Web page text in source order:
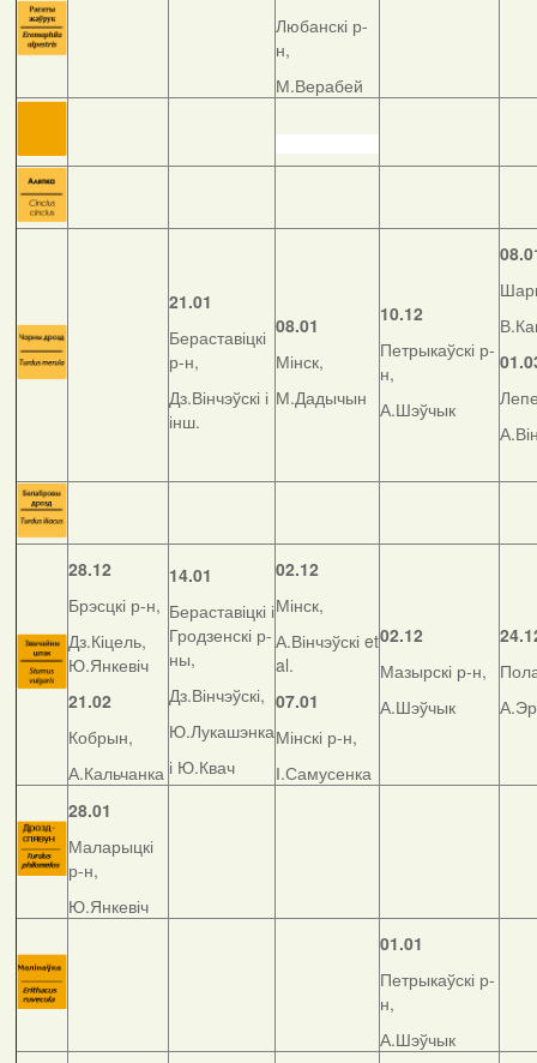
Любанскі р-
н,
М.Верабей
21.01
Бераставіцкі
р-н,
Дз.Вінчэўскі і
інш.
08.01
Мінск,
М.Дадычын
10.12
Петрыкаўскі р-
н,
А.Шэўчык
28.12
Брэсцкі р-н,
Дз.Кіцель,
Ю.Янкевіч
21.02
Кобрын,
А.Кальчанка
14.01
Бераставіцкі і
Гродзенскі р-
ны,
Дз.Вінчэўскі,
Ю.Лукашэнка
і Ю.Квач
02.12
Мінск,
А.Вінчэўскі et
al.
07.01
Мінскі р-н,
І.Самусенка
02.12
Мазырскі р-н,
А.Шэўчык
28.01
Маларыцкі
р-н,
Ю.Янкевіч
01.01
Петрыкаўскі р-
н,
А.Шэўчык